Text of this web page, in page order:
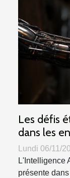
Les défis
dans les
Lundi 06/11/
L'Intelligence
présente